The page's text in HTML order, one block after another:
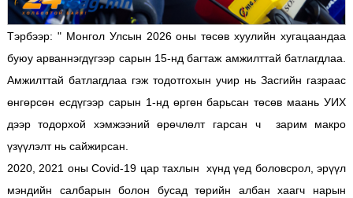
Тэрбээр: " Монгол Улсын 2026 оны төсөв хуулийн хугацаандаа
буюу арваннэгдүгээр сарын 15-нд багтаж амжилттай батлагдлаа.
Амжилттай батлагдлаа гэж тодотгохын учир нь Засгийн газраас
өнгөрсөн есдүгээр сарын 1-нд өргөн барьсан төсөв маань УИХ
дээр тодорхой хэмжээний өрөчлөлт гарсан ч зарим макро
үзүүлэлт нь сайжирсан.
2020, 2021 оны Covid-19 цар тахлын хүнд үед боловсрол, эрүүл
мэндийн салбарын болон бусад төрийн албан хаагч нарын